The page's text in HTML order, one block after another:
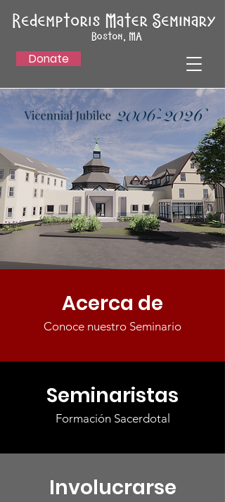
Donate
Acerca de
Conoce nuestro Seminario
Seminaristas
Formación Sacerdotal
Involucrarse